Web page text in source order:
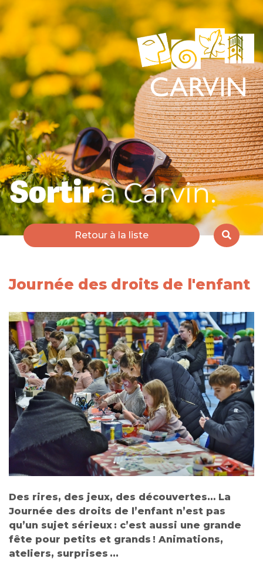
Retour à la liste
Journée des droits de l'enfant
Des rires, des jeux, des découvertes… La
Journée des droits de l’enfant n’est pas
qu’un sujet sérieux : c’est aussi une grande
fête pour petits et grands ! Animations,
ateliers, surprises ...